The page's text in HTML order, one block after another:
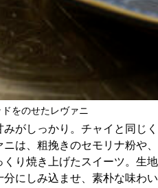
をのせたレヴァニ
がしっかり。チャイと同じく
は、粗挽きのセモリナ粉や、
り焼き上げたスイーツ。生地
にしみ込ませ、素朴な味わい